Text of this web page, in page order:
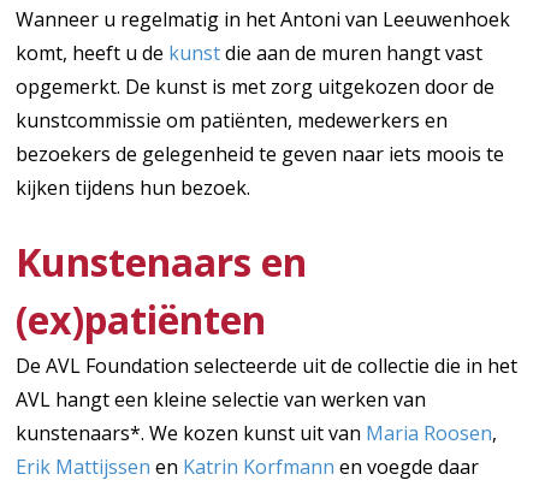
Wanneer u regelmatig in het Antoni van Leeuwenhoek
komt, heeft u de kunstdie aan de muren hangt vast
opgemerkt. De kunst is met zorg uitgekozen door de
kunstcommissie om patiënten, medewerkers en
bezoekers de gelegenheid te geven naar iets moois te
kijken tijdens hun bezoek.
Kunstenaars en
(ex)patiënten
De AVL Foundation selecteerde uit de collectie die in het
AVL hangt een kleine selectie van werken van
kunstenaars*. We kozen kunst uit van Maria Roosen,
Erik Mattijssen en Katrin Korfmann en voegde daar